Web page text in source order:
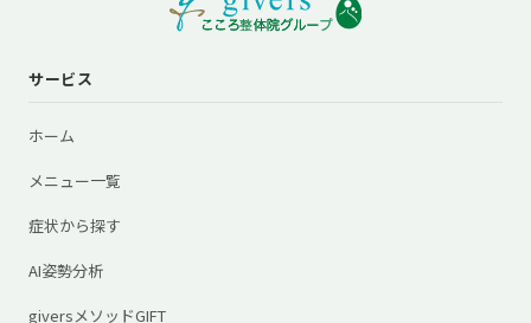
サービス
ホーム
メニュー一覧
症状から探す
AI姿勢分析
giversメソッドGIFT